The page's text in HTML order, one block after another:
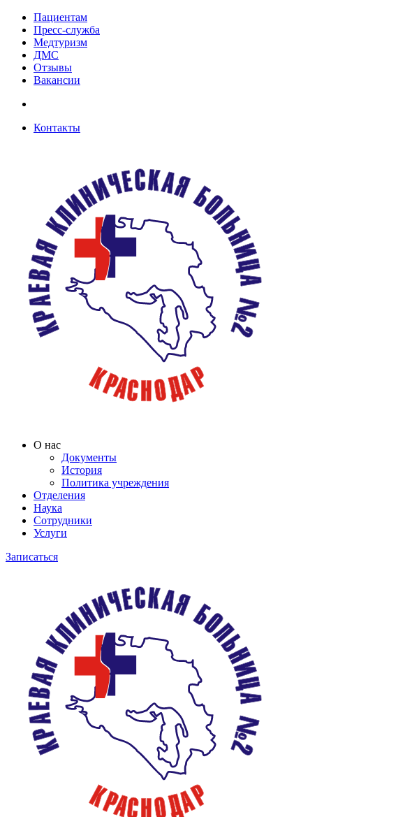
Пациентам
Пресс-служба
Медтуризм
ДМС
Отзывы
Вакансии
Контакты
О нас
Документы
История
Политика учреждения
Отделения
Наука
Сотрудники
Услуги
Записаться